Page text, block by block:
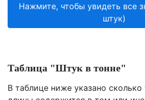
Нажмите, чтобы увидеть все
штук)
Таблица "Штук в тонне"
В таблице ниже указано сколько